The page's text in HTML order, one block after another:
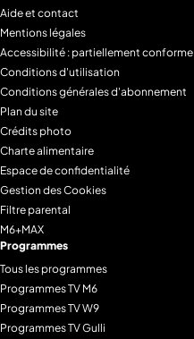
Aide et contact
Mentions légales
Accessibilité : partiellement conforme
Conditions d'utilisation
Conditions générales d'abonnement
Plan du site
Crédits photo
Charte alimentaire
Espace de confidentialité
Gestion des Cookies
Filtre parental
M6+MAX
Programmes
Tous les programmes
Programmes TV M6
Programmes TV W9
Programmes TV Gulli